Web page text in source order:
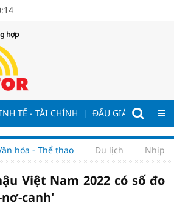
hợp
TẾ - TÀI CHÍNH ĐẤU GIÁ - ĐẤU
hóa - Thể thao Du lịch Nhịp
Việt Nam 2022 có số đo
canh'